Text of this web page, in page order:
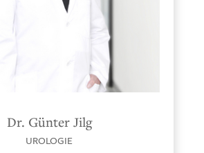
Dr. Günter Jilg
UROLOGIE